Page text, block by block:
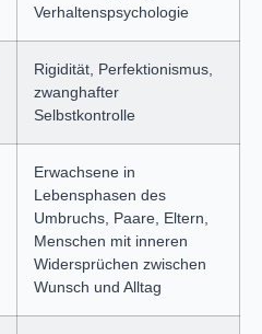
Verhaltenspsychologie
Rigidität, Perfektionismus,
zwanghafter
Selbstkontrolle
Erwachsene in
Lebensphasen des
Umbruchs, Paare, Eltern,
Menschen mit inneren
Widersprüchen zwischen
Wunsch und Alltag